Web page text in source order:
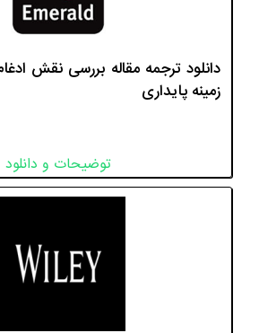
دانلود ترجمه مقاله بررسی نقش ادغام
زمینه پایداری
توضیحات و دانلود